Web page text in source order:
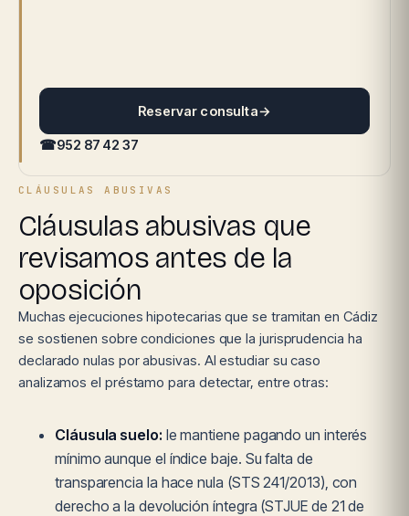
Reservar consulta→
☎952 87 42 37
CLÁUSULAS ABUSIVAS
Cláusulas abusivas que
revisamos antes de la
oposición
Muchas ejecuciones hipotecarias que se tramitan en Cádiz
se sostienen sobre condiciones que la jurisprudencia ha
declarado nulas por abusivas. Al estudiar su caso
analizamos el préstamo para detectar, entre otras:
Cláusula suelo: le mantiene pagando un interés
mínimo aunque el índice baje. Su falta de
transparencia la hace nula (STS 241/2013), con
derecho a la devolución íntegra (STJUE de 21 de